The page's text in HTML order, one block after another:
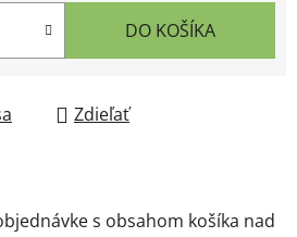
DO KOŠÍKA
Zdieľať
s obsahom košíka nad